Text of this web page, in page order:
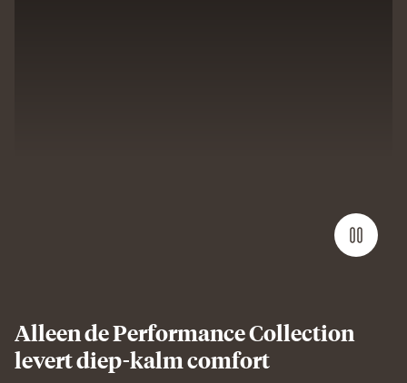
Alleen de Performance Collection
levert diep-kalm comfort